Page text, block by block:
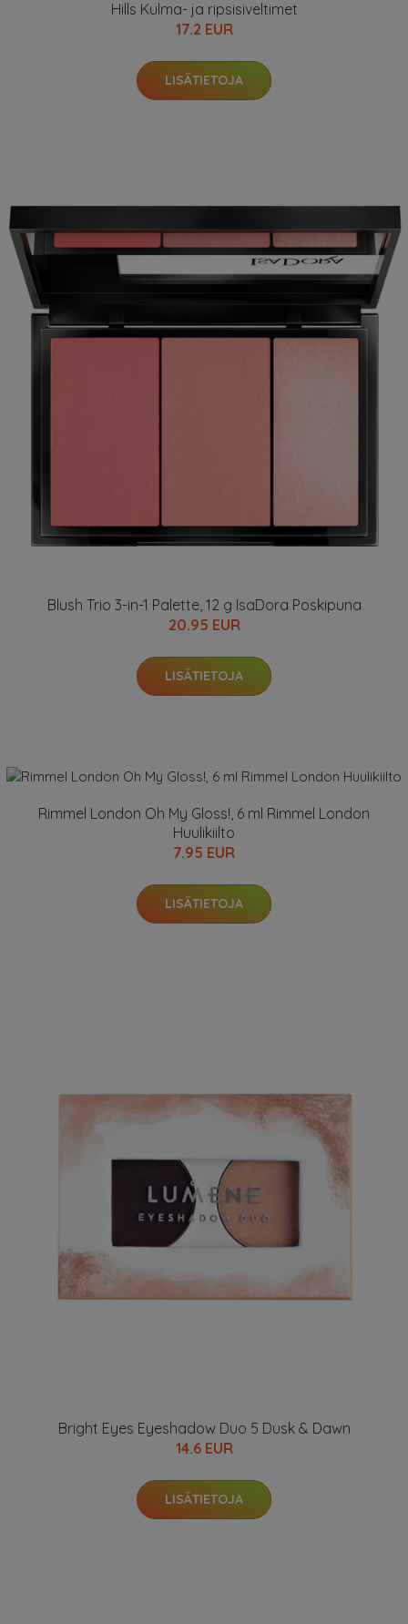
Hills Kulma- ja ripsisiveltimet
17.2 EUR
LISÄTIETOJA
Blush Trio 3-in-1 Palette, 12 g IsaDora Poskipuna
20.95 EUR
LISÄTIETOJA
Rimmel London Oh My Gloss!, 6 ml Rimmel London
Huulikiilto
7.95 EUR
LISÄTIETOJA
Bright Eyes Eyeshadow Duo 5 Dusk & Dawn
14.6 EUR
LISÄTIETOJA